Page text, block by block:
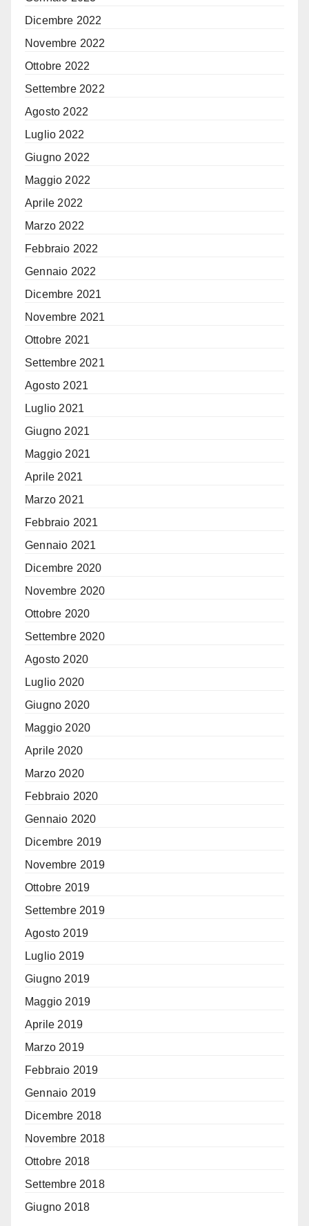
Dicembre 2022
Novembre 2022
Ottobre 2022
Settembre 2022
Agosto 2022
Luglio 2022
Giugno 2022
Maggio 2022
Aprile 2022
Marzo 2022
Febbraio 2022
Gennaio 2022
Dicembre 2021
Novembre 2021
Ottobre 2021
Settembre 2021
Agosto 2021
Luglio 2021
Giugno 2021
Maggio 2021
Aprile 2021
Marzo 2021
Febbraio 2021
Gennaio 2021
Dicembre 2020
Novembre 2020
Ottobre 2020
Settembre 2020
Agosto 2020
Luglio 2020
Giugno 2020
Maggio 2020
Aprile 2020
Marzo 2020
Febbraio 2020
Gennaio 2020
Dicembre 2019
Novembre 2019
Ottobre 2019
Settembre 2019
Agosto 2019
Luglio 2019
Giugno 2019
Maggio 2019
Aprile 2019
Marzo 2019
Febbraio 2019
Gennaio 2019
Dicembre 2018
Novembre 2018
Ottobre 2018
Settembre 2018
Giugno 2018